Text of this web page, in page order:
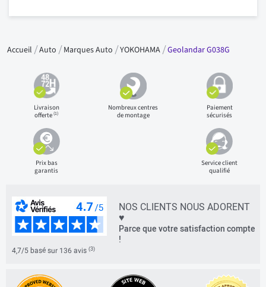
Accueil Auto Marques Auto YOKOHAMA Geolandar G038G
Livraison
offerte(1)
Nombreux centres
de montage
Paiement
sécurisés
Prix bas
garantis
Service client
qualifié
NOS CLIENTS NOUS ADORENT
♥
Parce que votre satisfaction compte
!
4,7/5 basé sur 136 avis (3)